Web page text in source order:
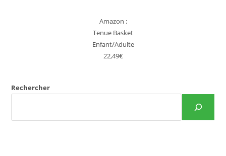
Amazon :
Tenue Basket
Enfant/Adulte
22,49€
Rechercher